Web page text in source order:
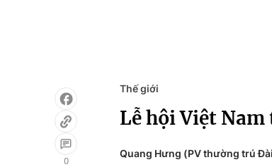
0
Thế giới
Lễ hội Việt
Quang Hưng (PV thường trú